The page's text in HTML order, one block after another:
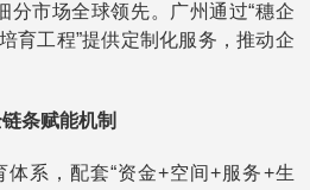
市场全球领先。广州通过“穗企
育工程”提供定制化服务，推动企
条赋能机制
系，配套“资金+空间+服务+生